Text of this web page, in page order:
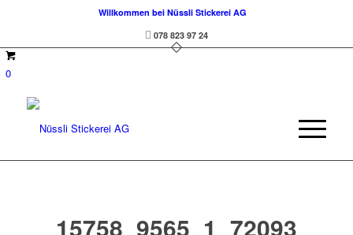
Willkommen bei Nüssli Stickerei AG
078 823 97 24
0
15758_9565_1_72093